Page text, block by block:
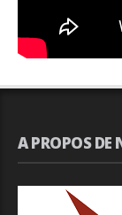
A PROPOS DE